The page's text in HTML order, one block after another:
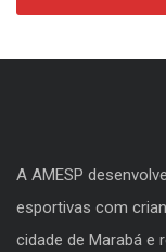
A AMESP
esportivas com
cidade de Marabá e